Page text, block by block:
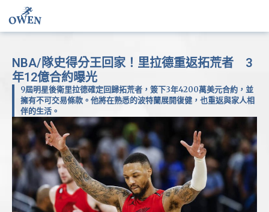
NBA/隊史得分王回家！里拉德重返拓荒者 3
年12億合約曝光
9屆明星後衛里拉德確定回歸拓荒者，簽下3年4200萬美元合約，並
擁有不可交易條款。他將在熟悉的波特蘭展開復健，也重返與家人相
伴的生活。